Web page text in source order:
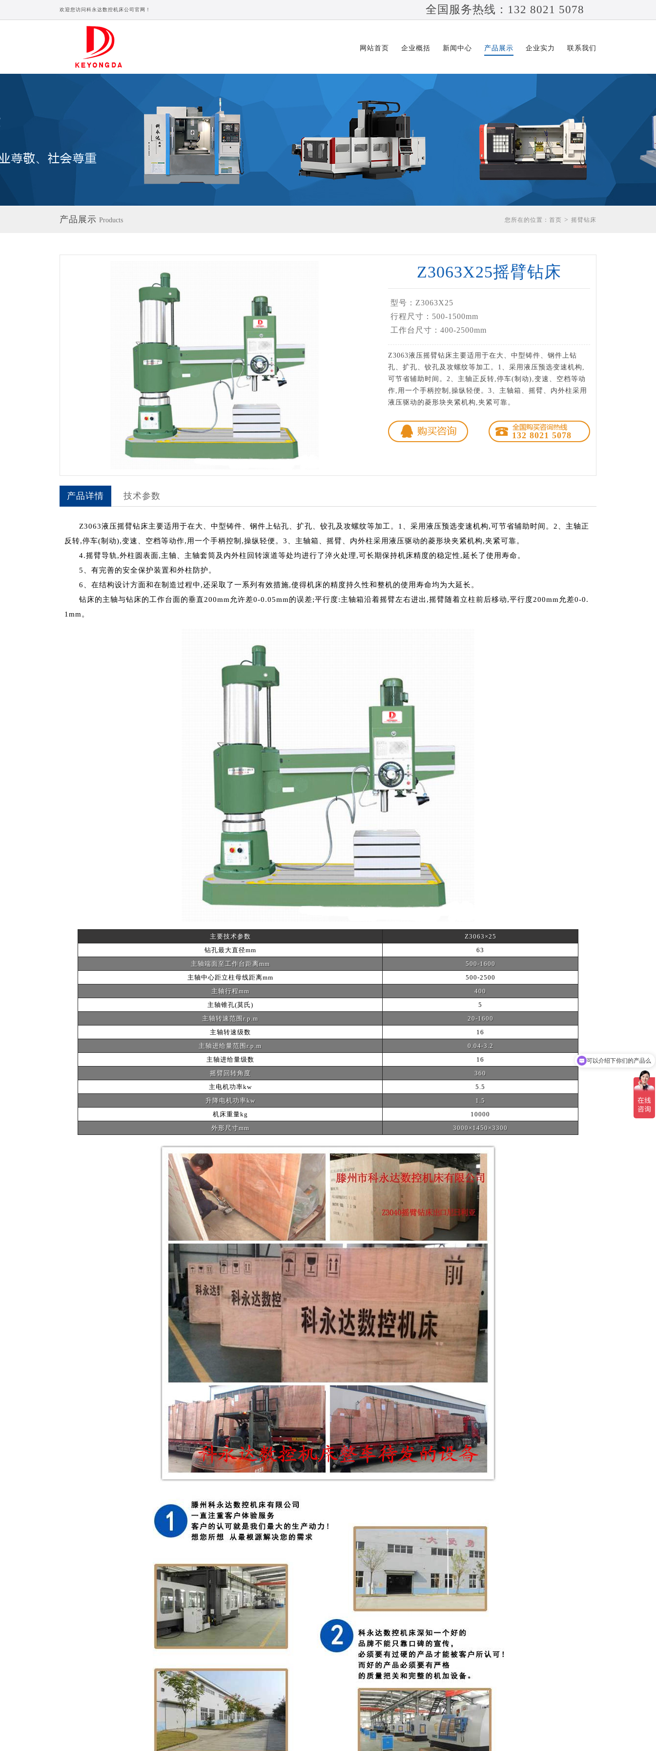
欢迎您访问科永达数控机床公司官网！ 全国服务热线：132 8021 5078
网站首页 企业概括 新闻中心 产品展示 企业实力 联系我们
产品展示 Products 您所在的位置： 首页 > 摇臂钻床
Z3063X25摇臂钻床
型号：Z3063X25
行程尺寸：500-1500mm
工作台尺寸：400-2500mm
Z3063液压摇臂钻床主要适用于在大、中型铸件、钢件上钻
孔、扩孔、铰孔及攻螺纹等加工。1、采用液压预选变速机构,
可节省辅助时间。2、主轴正反转,停车(制动),变速、空档等动
作,用一个手柄控制,操纵轻便。3、主轴箱、摇臂、内外柱采用
液压驱动的菱形块夹紧机构,夹紧可靠。
132 8021 5078
产品详情 技术参数
Z3063液压摇臂钻床主要适用于在大、中型铸件、钢件上钻孔、扩孔、铰孔及攻螺纹等加工。1、采用液压预选变速机构,可节省辅助时间。2、主轴正
反转,停车(制动),变速、空档等动作,用一个手柄控制,操纵轻便。3、主轴箱、摇臂、内外柱采用液压驱动的菱形块夹紧机构,夹紧可靠。
4.摇臂导轨,外柱圆表面,主轴、主轴套筒及内外柱回转滚道等处均进行了淬火处理,可长期保持机床精度的稳定性,延长了使用寿命。
5、有完善的安全保护装置和外柱防护。
6、在结构设计方面和在制造过程中,还采取了一系列有效措施,使得机床的精度持久性和整机的使用寿命均为大延长。
钻床的主轴与钻床的工作台面的垂直200mm允许差0-0.05mm的误差;平行度:主轴箱沿着摇臂左右进出,摇臂随着立柱前后移动,平行度200mm允差0-0.
1mm。
主要技术参数
Z3063×25
钻孔最大直径mm
63
主轴端面至工作台距离mm
500-1600
主轴中心距立柱母线距离mm
500-2500
主轴行程mm
400
主轴锥孔(莫氏)
5
主轴转速范围r.p.m
20-1600
主轴转速级数
16
主轴进给量范围r.p.m
0.04-3.2
主轴进给量级数
16
摇臂回转角度
360
主电机功率kw
5.5
升降电机功率kw
1.5
机床重量kg
10000
外形尺寸mm
3000×1450×3300
可以介绍下你们的产品么